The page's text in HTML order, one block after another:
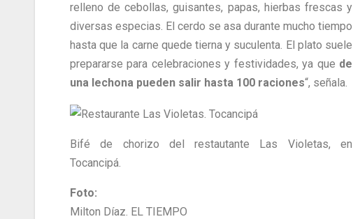
relleno de cebollas, guisantes, papas, hierbas frescas y
diversas especias. El cerdo se asa durante mucho tiempo
hasta que la carne quede tierna y suculenta. El plato suele
prepararse para celebraciones y festividades, ya que de
una lechona pueden salir hasta 100 raciones“, señala.
Bifé de chorizo del restautante Las Violetas, en
Tocancipá.
Foto:
Milton Díaz. EL TIEMPO